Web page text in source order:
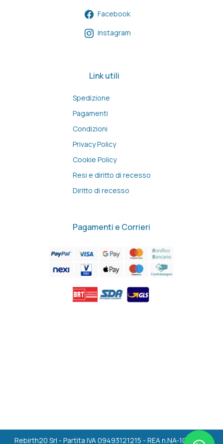
Facebook
Instagram
Link utili
Spedizione
Pagamenti
Condizioni
Privacy Policy
Cookie Policy
Resi e diritto di recesso
Diritto di recesso
Pagamenti e Corrieri
Rebirth20 Srl - Partita IVA 09493121215 - REA n.NA-1036494